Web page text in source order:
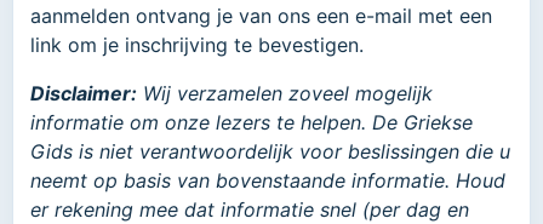
aanmelden ontvang je van ons een e-mail met een
link om je inschrijving te bevestigen.
Disclaimer: Wij verzamelen zoveel mogelijk
informatie om onze lezers te helpen. De Griekse
Gids is niet verantwoordelijk voor beslissingen die u
neemt op basis van bovenstaande informatie. Houd
er rekening mee dat informatie snel (per dag en